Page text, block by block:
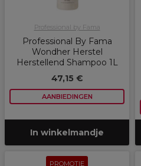
Professional by Fama
Professional By Fama
Wondher Herstel
Herstellend Shampoo 1L
47,15 €
AANBIEDINGEN
In winkelmandje
PROMOTIE